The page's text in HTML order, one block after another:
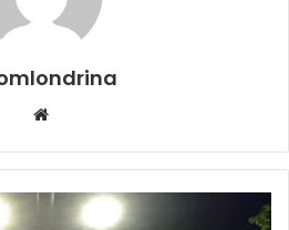
à Cultura, da Secretaria
Regina Aparecido, pelo
sob supervisão do N.com
Website